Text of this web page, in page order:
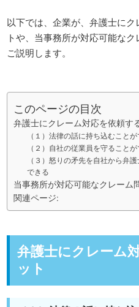
以下では、企業が、弁護士に
トや、当事務所が対応可能なク
ご説明します。
このページの目次
弁護士にクレーム対応を依頼す
（１）法律の話に持ち込むこと
（２）自社の従業員を守ること
（３）怒りの矛先を自社から弁
できる
当事務所が対応可能なクレーム
関連ページ:
弁護士にクレーム
ット